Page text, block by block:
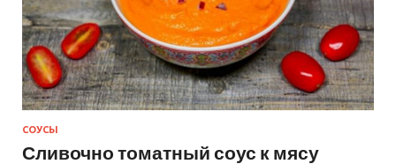
СОУСЫ
Сливочно томатный соус к мясу